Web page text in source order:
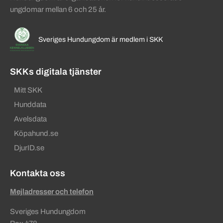
ungdomar mellan 6 och 25 år.
Sveriges Hundungdom är medlem i SKK
SKKs digitala tjänster
Mitt SKK
Hunddata
Avelsdata
Köpahund.se
DjurID.se
Kontakta oss
Mejladresser och telefon
Sveriges Hundungdom